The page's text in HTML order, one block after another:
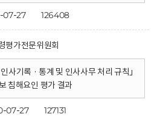
07-27 126408
평가전문위원회
사기록 · 통계 및 인사사무 처리 규칙」
침해요인 평가 결과
07-27 127131